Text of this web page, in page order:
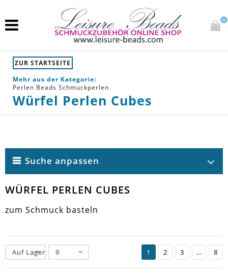
0
ZUR STARTSEITE
Mehr aus der Kategorie:
Perlen Beads Schmuckperlen
Würfel Perlen Cubes
Suche anpassen
WÜRFEL PERLEN CUBES
zum Schmuck basteln
Auf Lager 9 1 2 3 ... 8